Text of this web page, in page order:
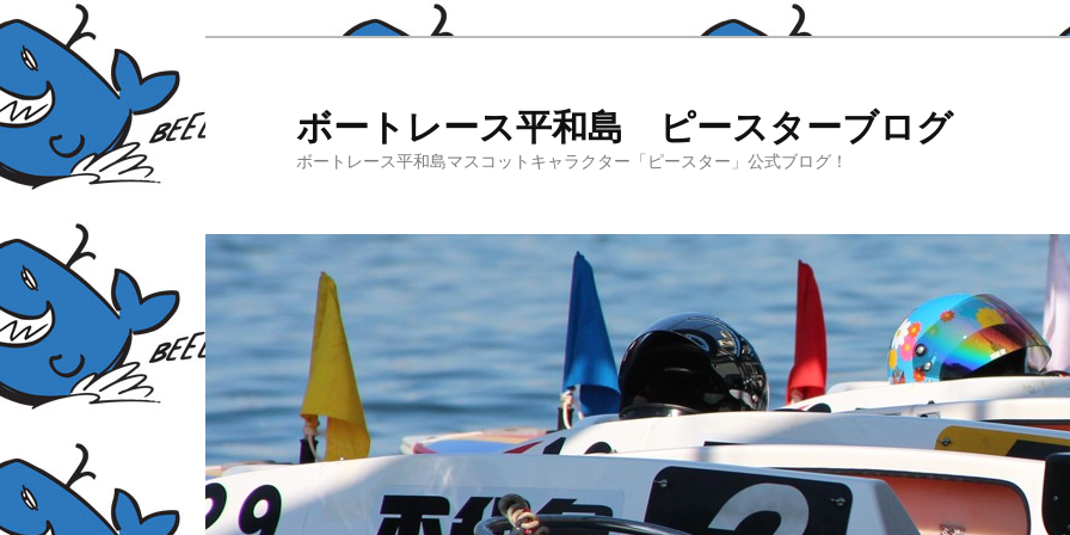
ボートレース平和島 ピースターブログ
ボートレース平和島マスコットキャラクター「ピースター」公式ブログ！